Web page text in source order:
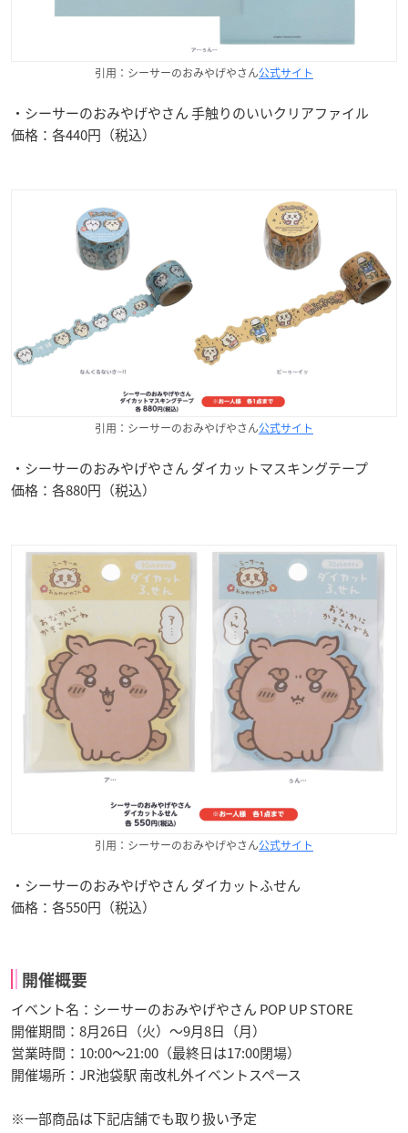
引用：シーサーのおみやげやさん公式サイト
・シーサーのおみやげやさん 手触りのいいクリアファイル
価格：各440円（税込）
引用：シーサーのおみやげやさん公式サイト
・シーサーのおみやげやさん ダイカットマスキングテープ
価格：各880円（税込）
引用：シーサーのおみやげやさん公式サイト
・シーサーのおみやげやさん ダイカットふせん
価格：各550円（税込）
開催概要
イベント名：シーサーのおみやげやさん POP UP STORE
開催期間：8月26日（火）～9月8日（月）
営業時間：10:00～21:00（最終日は17:00閉場）
開催場所：JR池袋駅 南改札外イベントスペース
※一部商品は下記店舗でも取り扱い予定